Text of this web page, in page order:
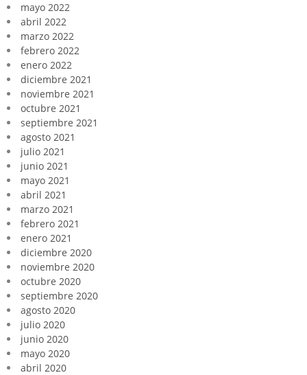
mayo 2022
abril 2022
marzo 2022
febrero 2022
enero 2022
diciembre 2021
noviembre 2021
octubre 2021
septiembre 2021
agosto 2021
julio 2021
junio 2021
mayo 2021
abril 2021
marzo 2021
febrero 2021
enero 2021
diciembre 2020
noviembre 2020
octubre 2020
septiembre 2020
agosto 2020
julio 2020
junio 2020
mayo 2020
abril 2020